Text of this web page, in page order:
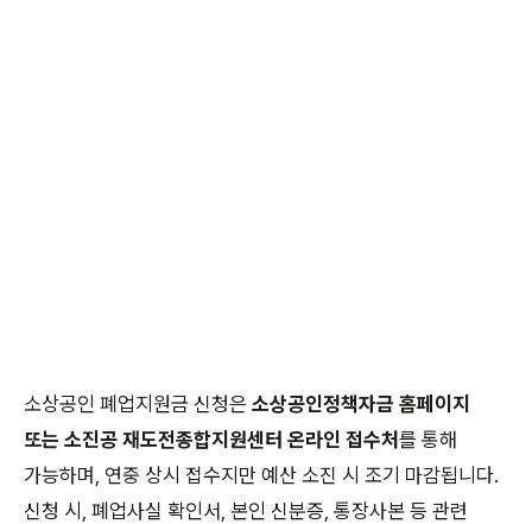
소상공인 폐업지원금 신청은 소상공인정책자금 홈페이지
또는 소진공 재도전종합지원센터 온라인 접수처를 통해
가능하며, 연중 상시 접수지만 예산 소진 시 조기 마감됩니다.
신청 시, 폐업사실 확인서, 본인 신분증, 통장사본 등 관련